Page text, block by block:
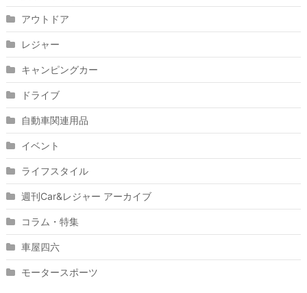
アウトドア
レジャー
キャンピングカー
ドライブ
自動車関連用品
イベント
ライフスタイル
週刊Car&レジャー アーカイブ
コラム・特集
車屋四六
モータースポーツ